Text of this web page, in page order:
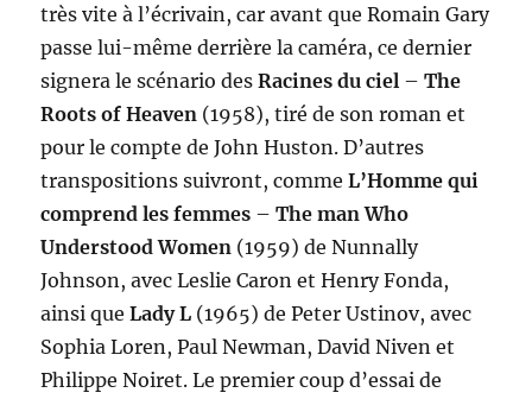
très vite à l’écrivain, car avant que Romain Gary
passe lui-même derrière la caméra, ce dernier
signera le scénario desRacines du ciel –The
Roots of Heaven (1958), tiré de son roman et
pour le compte de John Huston. D’autres
transpositions suivront, commeL’Homme qui
comprend les femmes – The man Who
Understood Women (1959) de Nunnally
Johnson, avec Leslie Caron et Henry Fonda,
ainsi queLady L (1965) de Peter Ustinov, avec
Sophia Loren, Paul Newman, David Niven et
Philippe Noiret. Le premier coup d’essai de